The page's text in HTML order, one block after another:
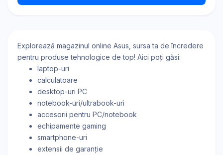
Explorează magazinul online Asus, sursa ta de încredere
pentru produse tehnologice de top! Aici poți găsi:
laptop-uri
calculatoare
desktop-uri PC
notebook-uri/ultrabook-uri
accesorii pentru PC/notebook
echipamente gaming
smartphone-uri
extensii de garanție